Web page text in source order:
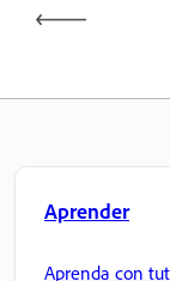
Aprender
Aprenda con